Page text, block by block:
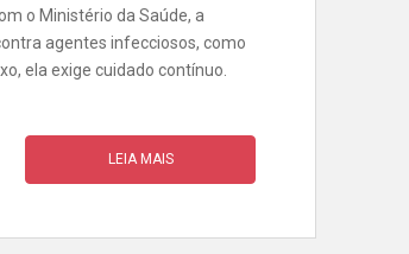
o Ministério da Saúde, a
agentes infecciosos, como
ela exige cuidado contínuo.
LEIA MAIS